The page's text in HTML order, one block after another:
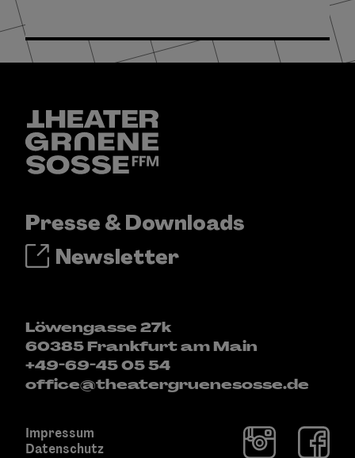
Presse & Downloads
Newsletter
Löwengasse 27k
60385 Frankfurt am Main
+49-69-45 05 54
office@theatergruenesosse.de
Impressum
Datenschutz